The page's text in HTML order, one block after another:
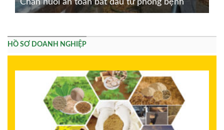
Chăn nuôi an toàn bắt đầu từ phòng bệnh
HỒ SƠ DOANH NGHIỆP